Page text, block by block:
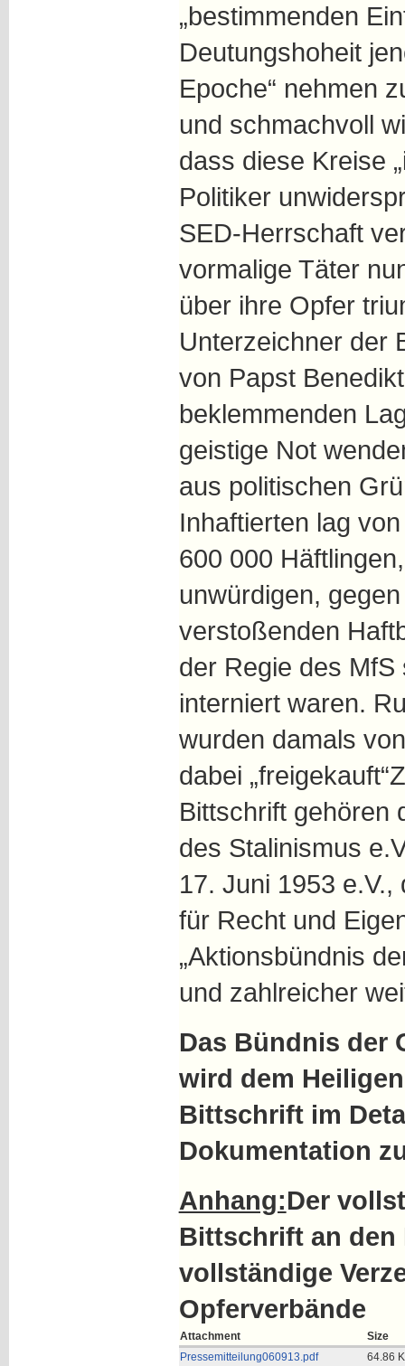
„bestimmenden
Deutungshoheit
Epoche“ nehmen
und schmachvoll
dass diese Kreise
Politiker
SED-Herrschaft
vormalige Täter
über ihre Opfer
Unterzeichner der
von Papst
beklemmenden
geistige Not
aus politischen
Inhaftierten lag
600 000
unwürdigen,
verstoßenden
der Regie des
interniert waren.
wurden damals
dabei
Bittschrift gehören
des Stalinismus
17. Juni 1953 e.V.,
für Recht und
„Aktionsbündnis
und zahlreicher
Das Bündnis der
wird dem
Bittschrift im
Dokumentation
Anhang:Der
Bittschrift an
vollständige
Opferverbände
Attachment
Size
Pressemitteilung060913.pdf
64.86